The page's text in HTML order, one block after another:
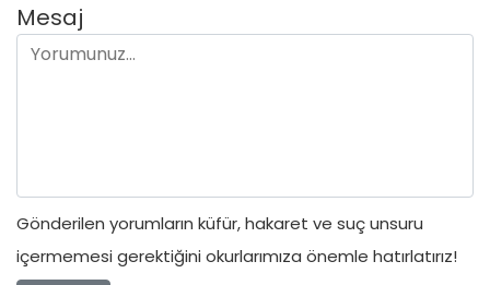
Mesaj
Gönderilen yorumların küfür, hakaret ve suç unsuru
içermemesi gerektiğini okurlarımıza önemle hatırlatırız!